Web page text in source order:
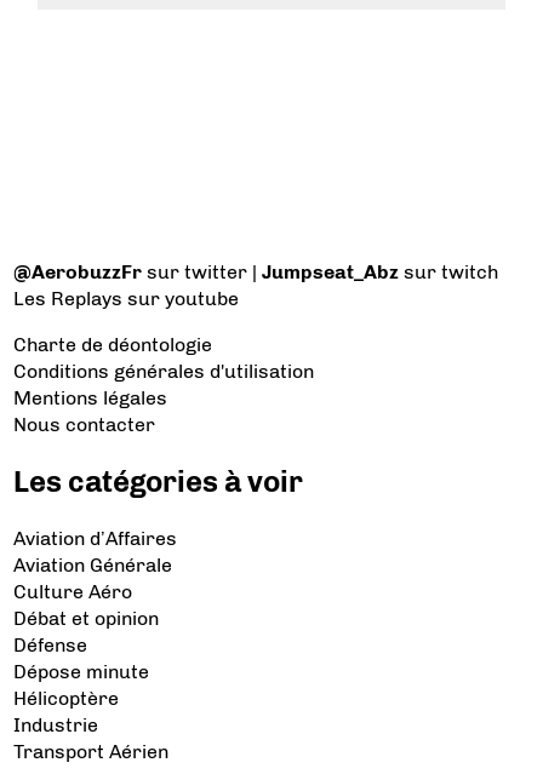
@AerobuzzFr sur twitter |Jumpseat_Abz sur twitch
Les Replays sur youtube
Charte de déontologie
Conditions générales d'utilisation
Mentions légales
Nous contacter
Les catégories à voir
Aviation d’Affaires
Aviation Générale
Culture Aéro
Débat et opinion
Défense
Dépose minute
Hélicoptère
Industrie
Transport Aérien